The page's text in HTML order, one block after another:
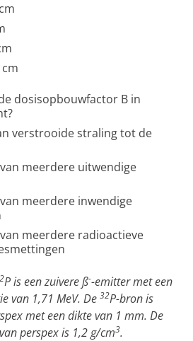
dosisopbouwfactor B in
verstrooide straling tot de
meerdere uitwendige
meerdere inwendige
meerdere radioactieve
P is een zuivere ß--emitter met een
van 1,71 MeV. De 32P-bron is
met een dikte van 1 mm. De
perspex is 1,2 g/cm3.